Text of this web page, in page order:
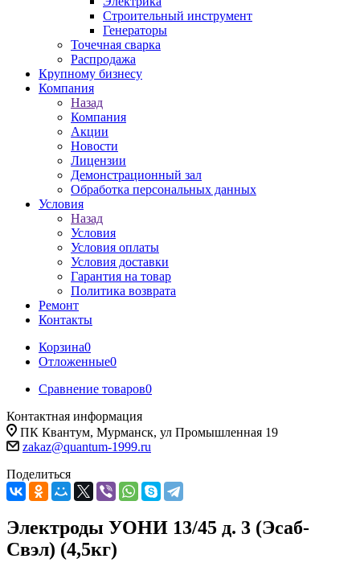
Строительный инструмент
Генераторы
Точечная сварка
Распродажа
Крупному бизнесу
Компания
Назад
Компания
Акции
Новости
Лицензии
Демонстрационный зал
Обработка персональных данных
Условия
Назад
Условия
Условия оплаты
Условия доставки
Гарантия на товар
Политика возврата
Ремонт
Контакты
Корзина0
Отложенные0
Сравнение товаров0
Контактная информация
ПК Квантум, Мурманск, ул Промышленная 19
zakaz@quantum-1999.ru
Поделиться
Электроды УОНИ 13/45 д. 3 (Эсаб-
Свэл) (4,5кг)